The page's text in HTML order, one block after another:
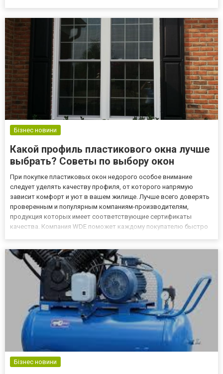
из зубчатых стал...
Бізнес новини
Какой профиль пластикового окна лучше
выбрать? Советы по выбору окон
При покупке пластиковых окон недорого особое внимание
следует уделять качеству профиля, от которого напрямую
зависит комфорт и уют в вашем жилище. Лучше всего доверять
проверенным и популярным компаниям-производителям,
продукция которых имеет соответствующие сертификаты
качества. Компания WDE поможет каждому покупателю быстро
современных оконных ко...
Бізнес новини